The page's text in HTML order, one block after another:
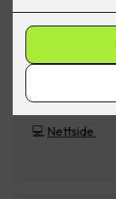
E Tech
💻 Nettside